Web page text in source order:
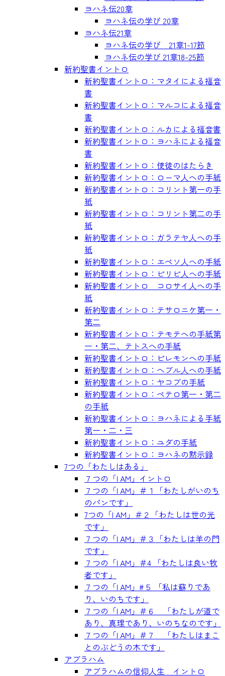
ヨハネ伝20章
ヨハネ伝の学び 20章
ヨハネ伝21章
ヨハネ伝の学び 21章1-17節
ヨハネ伝の学び 21章18-25節
新約聖書イントロ
新約聖書イントロ：マタイによる福音
書
新約聖書イントロ：マルコによる福音
書
新約聖書イントロ：ルカによる福音書
新約聖書イントロ：ヨハネによる福音
書
新約聖書イントロ：使徒のはたらき
新約聖書イントロ：ローマ人への手紙
新約聖書イントロ：コリント第一の手
紙
新約聖書イントロ：コリント第二の手
紙
新約聖書イントロ：ガラテヤ人への手
紙
新約聖書イントロ：エペソ人への手紙
新約聖書イントロ：ピリピ人への手紙
新約聖書イントロ コロサイ人への手
紙
新約聖書イントロ：テサロニケ第一・
第二
新約聖書イントロ：テモテへの手紙第
一・第二、テトスへの手紙
新約聖書イントロ：ピレモンへの手紙
新約聖書イントロ：ヘブル人への手紙
新約聖書イントロ：ヤコブの手紙
新約聖書イントロ：ペテロ第一・第二
の手紙
新約聖書イントロ：ヨハネによる手紙
第一・二・三
新約聖書イントロ：ユダの手紙
新約聖書イントロ：ヨハネの黙示録
7つの「わたしはある」
７つの「I AM」イントロ
７つの「I AM」＃１「わたしがいのち
のパンです」
7つの「I AM」＃２「わたしは世の光
です」
７つの「I AM」＃３「わたしは羊の門
です」
７つの「I AM」＃4 「わたしは良い牧
者です」
７つの「I AM」#５ 「私は蘇りであ
り、いのちです」
７つの「I AM」＃６ 「わたしが道で
あり、真理であり、いのちなのです」
７つの「I AM」＃７ 「わたしはまこ
とのぶどうの木です」
アブラハム
アブラハムの信仰人生 イントロ